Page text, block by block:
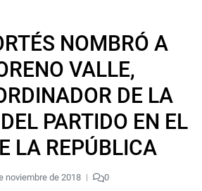
NOMBRÓ A
VALLE,
DE LA
PARTIDO EN EL
LA REPÚBLICA
noviembre de 2018 0